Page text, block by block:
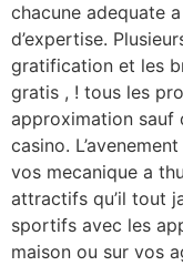
chacune adequate
d’expertise.
gratification et les
gratis , ! tous les
approximation sauf
casino.
vos mecanique a
attractifs qu’il tout
sportifs avec les
maison ou sur vos